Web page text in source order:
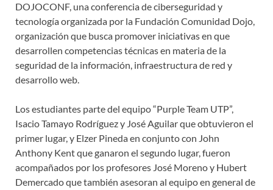
DOJOCONF, una conferencia de ciberseguridad y
tecnología organizada por la Fundación Comunidad Dojo,
organización que busca promover iniciativas en que
desarrollen competencias técnicas en materia de la
seguridad de la información, infraestructura de red y
desarrollo web.
Los estudiantes parte del equipo “Purple Team UTP”,
Isacio Tamayo Rodríguez y José Aguilar que obtuvieron el
primer lugar, y Elzer Pineda en conjunto con John
Anthony Kent que ganaron el segundo lugar, fueron
acompañados por los profesores José Moreno y Hubert
Demercado que también asesoran al equipo en general de